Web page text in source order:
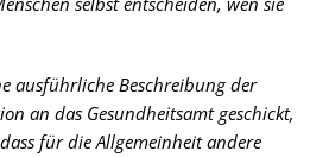
ausführliche Beschreibung der
an das Gesundheitsamt geschickt,
für die Allgemeinheit andere